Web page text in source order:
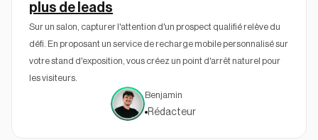
plus de leads
Sur un salon, capturer l'attention d'un prospect qualifié relève du
défi. En proposant un service de recharge mobile personnalisé sur
votre stand d'exposition, vous créez un point d'arrêt naturel pour
les visiteurs.
Benjamin
Rédacteur